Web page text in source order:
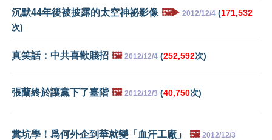
沉默44年後被披露的太空神祕影像 🖼️▶️ 2012/12/4 (171,532
次)
真笑話：中共喜歡賤招 🖼️ 2012/12/4 (252,592次)
張蘭終於讓黨下了臺階 🖼️ 2012/12/3 (40,750次)
糞坑學！爲何外企到華就變「血汗工廠」 🖼️ 2012/12/3